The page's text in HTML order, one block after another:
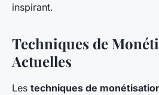
inspirant.
Techniques de
Actuelles
Les techniques de